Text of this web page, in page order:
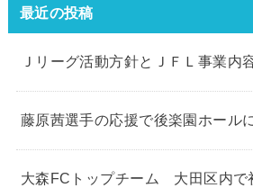
最近の投稿
Ｊリーグ活動方針とＪＦＬ事業内
藤原茜選手の応援で後楽園ホール
大森FCトップチーム 大田区内で